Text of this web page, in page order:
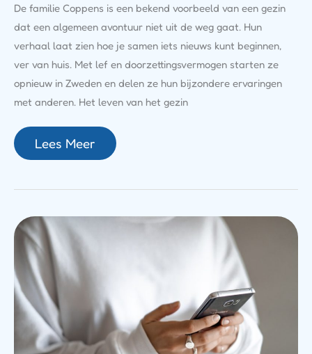
De familie Coppens is een bekend voorbeeld van een gezin
dat een algemeen avontuur niet uit de weg gaat. Hun
verhaal laat zien hoe je samen iets nieuws kunt beginnen,
ver van huis. Met lef en doorzettingsvermogen starten ze
opnieuw in Zweden en delen ze hun bijzondere ervaringen
met anderen. Het leven van het gezin
Lees Meer
Een
Onbekend
Nummer
Omgekeerd
Zoeken:
Zo
Doe
Je
Dat